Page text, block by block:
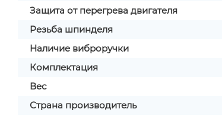
Защита от перегрева двигателя
Резьба шпинделя
Наличие виброручки
Комплектация
Вес
Страна производитель